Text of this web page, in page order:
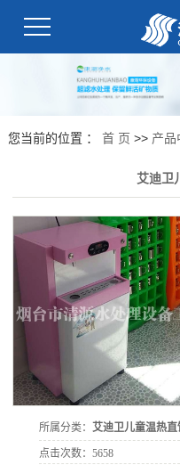
您当前的位置 ： 首 页 >> 产品
艾迪卫
所属分类： 艾迪卫儿童温热直
点击次数： 5658